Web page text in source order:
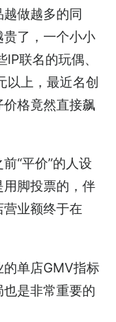
做越多的同
了，一个小小
联名的玩偶、
以上，最近名创
格竟然直接飙
“平价”的人设
脚投票的，伴
业额终于在
单店GMV指标
是非常重要的